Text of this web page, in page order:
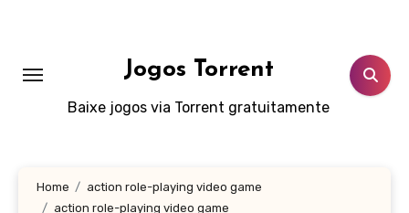
Jogos Torrent
Baixe jogos via Torrent gratuitamente
Home
action role-playing video game
action role-playing video game